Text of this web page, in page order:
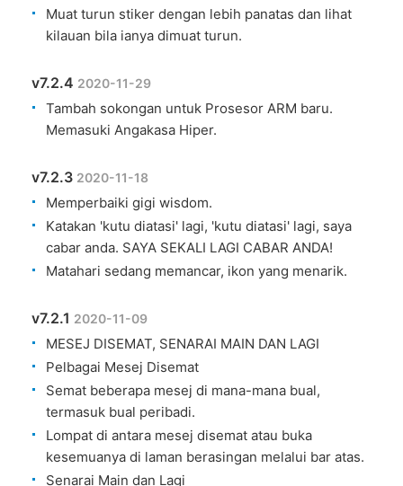
Muat turun stiker dengan lebih panatas dan lihat
kilauan bila ianya dimuat turun.
v7.2.4 2020-11-29
Tambah sokongan untuk Prosesor ARM baru.
Memasuki Angakasa Hiper.
v7.2.3 2020-11-18
Memperbaiki gigi wisdom.
Katakan 'kutu diatasi' lagi, 'kutu diatasi' lagi, saya
cabar anda. SAYA SEKALI LAGI CABAR ANDA!
Matahari sedang memancar, ikon yang menarik.
v7.2.1 2020-11-09
MESEJ DISEMAT, SENARAI MAIN DAN LAGI
Pelbagai Mesej Disemat
Semat beberapa mesej di mana-mana bual,
termasuk bual peribadi.
Lompat di antara mesej disemat atau buka
kesemuanya di laman berasingan melalui bar atas.
Senarai Main dan Lagi